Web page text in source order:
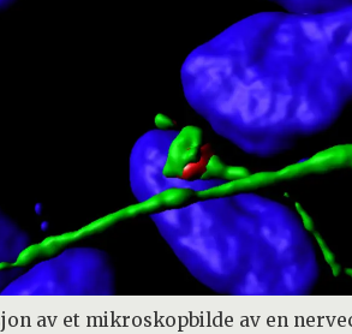
av et mikroskopbilde av en